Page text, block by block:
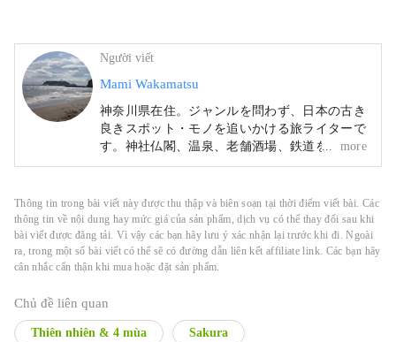
Người viết
Mami Wakamatsu
神奈川県在住。ジャンルを問わず、日本の古き
良きスポット・モノを追いかける旅ライターで
す。神社仏閣、温泉、老舗酒場、鉄道をはじめ
とした乗り物、などをテーマに旅を楽しんでい
鑑賞、アート鑑賞、読書。江戸好き：
https://www.edoyu.work/
more
Thông tin trong bài viết này được thu thập và biên soạn tại thời điểm viết bài. Các
thông tin về nội dung hay mức giá của sản phẩm, dịch vụ có thể thay đổi sau khi
bài viết được đăng tải. Vì vậy các bạn hãy lưu ý xác nhận lại trước khi đi. Ngoài
ra, trong một số bài viết có thể sẽ có đường dẫn liên kết affiliate link. Các bạn hãy
cân nhắc cẩn thận khi mua hoặc đặt sản phẩm.
Chủ đề liên quan
Thiên nhiên & 4 mùa Sakura